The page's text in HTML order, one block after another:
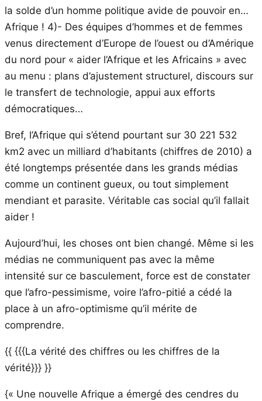
la solde d’un homme politique avide de pouvoir en…
Afrique ! 4)- Des équipes d’hommes et de femmes
venus directement d’Europe de l’ouest ou d’Amérique
du nord pour « aider l’Afrique et les Africains » avec
au menu : plans d’ajustement structurel, discours sur
le transfert de technologie, appui aux efforts
démocratiques…
Bref, l’Afrique qui s’étend pourtant sur 30 221 532
km2 avec un milliard d’habitants (chiffres de 2010) a
été longtemps présentée dans les grands médias
comme un continent gueux, ou tout simplement
mendiant et parasite. Véritable cas social qu’il fallait
aider !
Aujourd’hui, les choses ont bien changé. Même si les
médias ne communiquent pas avec la même
intensité sur ce basculement, force est de constater
que l’afro-pessimisme, voire l’afro-pitié a cédé la
place à un afro-optimisme qu’il mérite de
comprendre.
{{ {{{La vérité des chiffres ou les chiffres de la
vérité}}} }}
{« Une nouvelle Afrique a émergé des cendres du